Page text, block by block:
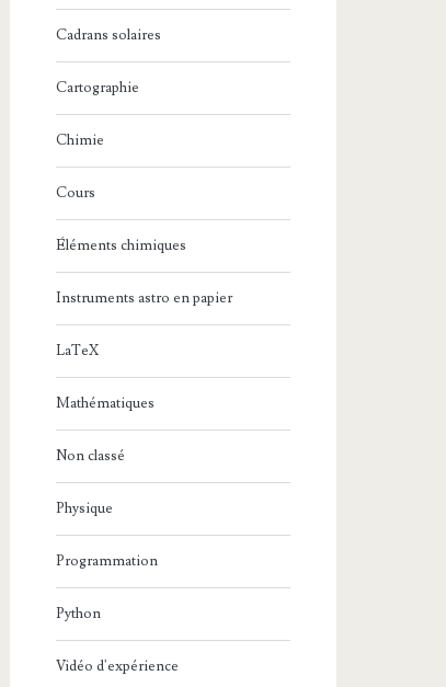
Cadrans solaires
Cartographie
Chimie
Cours
Éléments chimiques
Instruments astro en papier
LaTeX
Mathématiques
Non classé
Physique
Programmation
Python
Vidéo d'expérience